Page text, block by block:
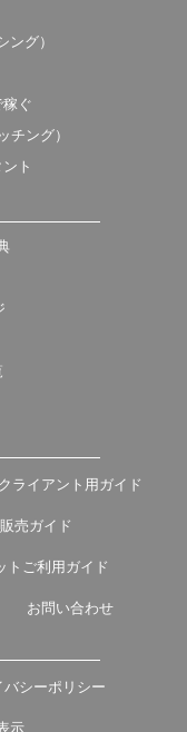
グ）
ぐ
チング）
ト
クライアント用ガイド
売ガイド
トご利用ガイド
お問い合わせ
バシーポリシー
示